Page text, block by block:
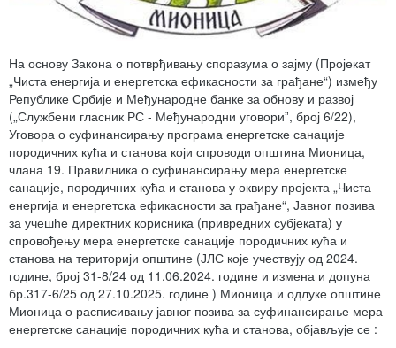
На основу Закона о потврђивању споразума о зајму (Пројекат
„Чиста енергија и енергетска ефикасности за грађане“) између
Републике Србије и Међународне банке за обнову и развој
(„Службени гласник РС - Међународни уговориˮ, број 6/22),
Уговора о суфинансирању програма енергетске санације
породичних кућа и станова који спроводи општина Мионица,
члана 19. Правилника о суфинансирању мера енергетске
санације, породичних кућа и станова у оквиру пројекта „Чиста
енергија и енергетска ефикасности за грађане“, Јавног позива
за учешће директних корисника (привредних субјеката) у
спровођењу мера енергетске санације породичних кућа и
станова на територији општине (ЈЛС које учествују од 2024.
године, број 31-8/24 од 11.06.2024. године и измена и допуна
бр.317-6/25 од 27.10.2025. године ) Мионица и одлуке општине
Мионица о расписивању јавног позива за суфинансирање мера
енергетске санације породичних кућа и станова, објављује се :